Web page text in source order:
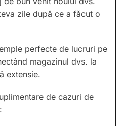
zile după ce a făcut o
perfecte de lucruri pe
magazinul dvs. la
extensie.
de cazuri de